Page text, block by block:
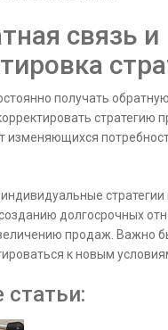
связь и
получать
стратегию
изменяющихся
долгосрочных
продаж. Важно
к новым